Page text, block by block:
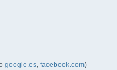
google.es, facebook.com)